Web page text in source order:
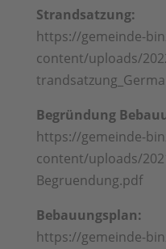
Strandsatzung:
https://gemeinde-
content/uploads/
Begründung
https://gemeinde-
content/uploads/
Begruendung.pdf
Bebauungsplan:
https://gemeinde-